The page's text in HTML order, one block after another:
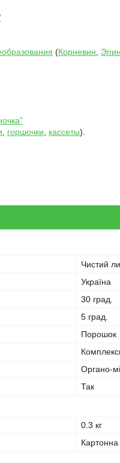
(Корневин
горшочки кассеты).
Чистий
Україна
30 град.
5 град.
Порошок
Органо-
Так
0.3 кг
Картонна